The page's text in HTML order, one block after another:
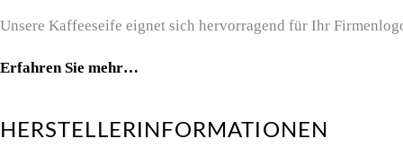
Unsere Kaffeeseife eignet sich hervorragend für Ihr
Erfahren Sie mehr…
HERSTELLERINFORMATIONEN